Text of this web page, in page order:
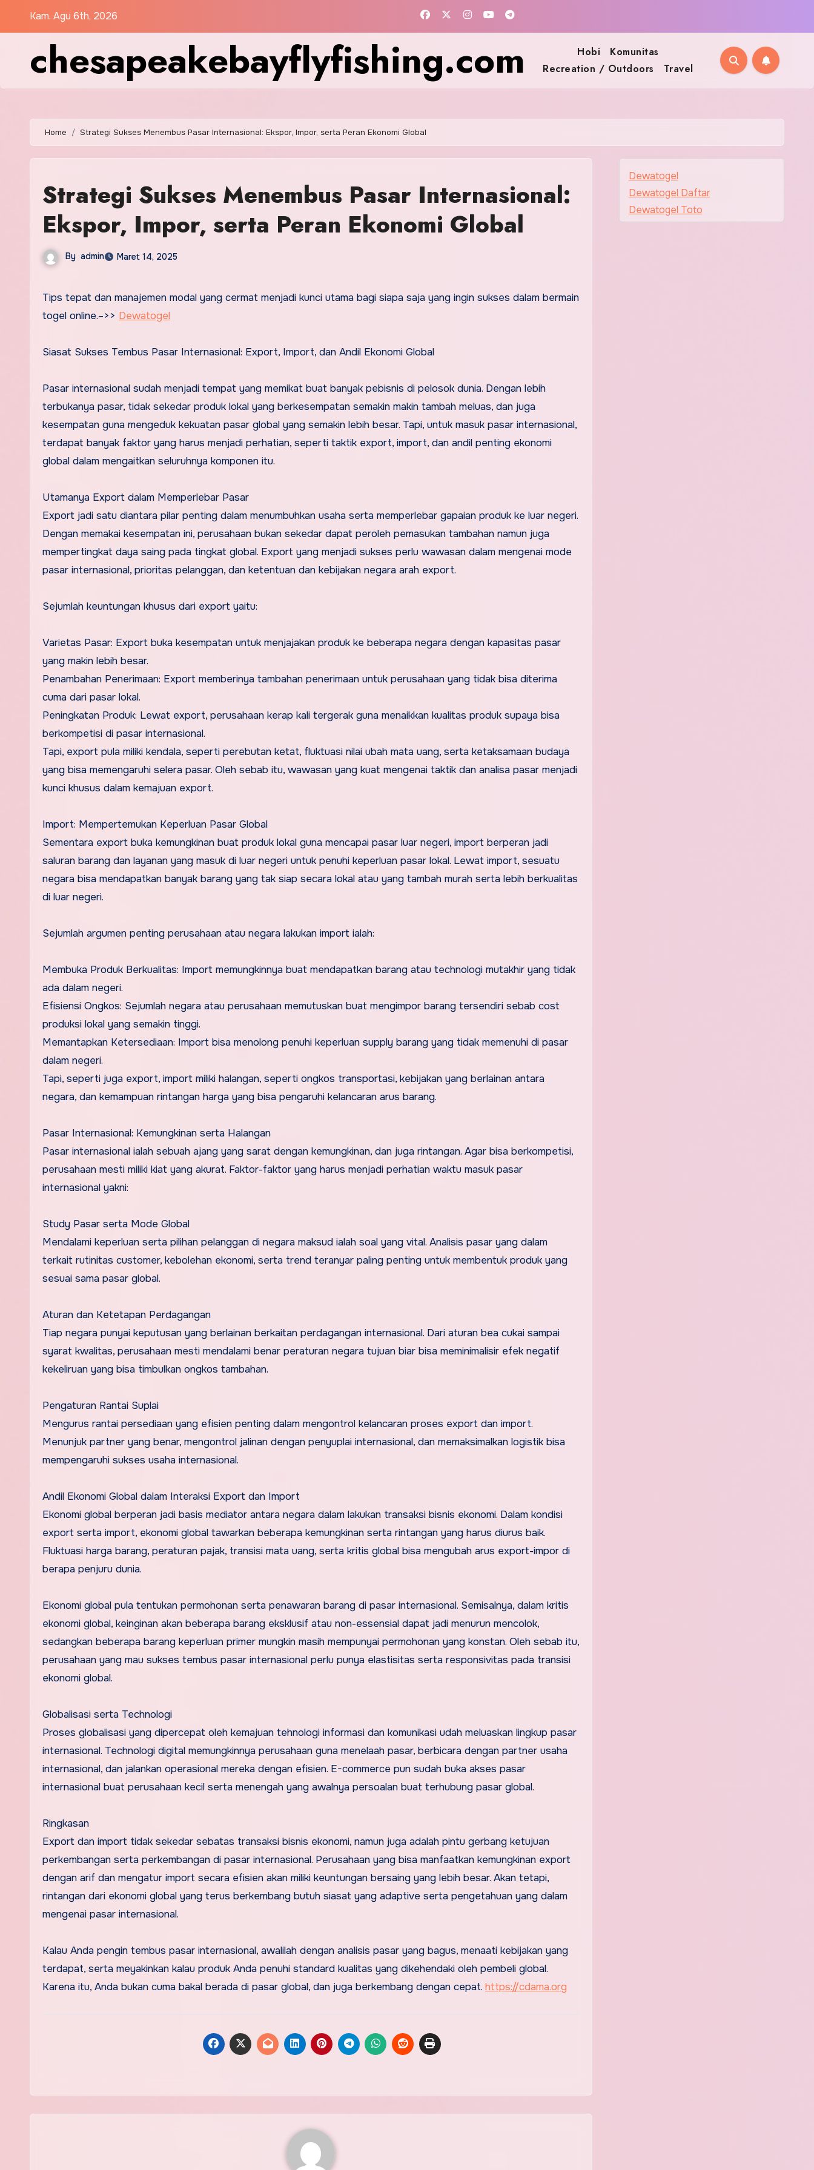
Kam. Agu 6th, 2026
chesapeakebayflyfishing.com Hobi
Komunitas
Recreation / Outdoors
Travel
Home Strategi Sukses Menembus Pasar Internasional: Ekspor, Impor, serta Peran Ekonomi Global
Strategi Sukses Menembus Pasar Internasional:
Ekspor, Impor, serta Peran Ekonomi Global
By admin Maret 14, 2025
Tips tepat dan manajemen modal yang cermat menjadi kunci utama bagi siapa saja yang ingin sukses dalam bermain
togel online.–>> Dewatogel
Siasat Sukses Tembus Pasar Internasional: Export, Import, dan Andil Ekonomi Global
Pasar internasional sudah menjadi tempat yang memikat buat banyak pebisnis di pelosok dunia. Dengan lebih
terbukanya pasar, tidak sekedar produk lokal yang berkesempatan semakin makin tambah meluas, dan juga
kesempatan guna mengeduk kekuatan pasar global yang semakin lebih besar. Tapi, untuk masuk pasar internasional,
terdapat banyak faktor yang harus menjadi perhatian, seperti taktik export, import, dan andil penting ekonomi
global dalam mengaitkan seluruhnya komponen itu.
Utamanya Export dalam Memperlebar Pasar
Export jadi satu diantara pilar penting dalam menumbuhkan usaha serta memperlebar gapaian produk ke luar negeri.
Dengan memakai kesempatan ini, perusahaan bukan sekedar dapat peroleh pemasukan tambahan namun juga
mempertingkat daya saing pada tingkat global. Export yang menjadi sukses perlu wawasan dalam mengenai mode
pasar internasional, prioritas pelanggan, dan ketentuan dan kebijakan negara arah export.
Sejumlah keuntungan khusus dari export yaitu:
Varietas Pasar: Export buka kesempatan untuk menjajakan produk ke beberapa negara dengan kapasitas pasar
yang makin lebih besar.
Penambahan Penerimaan: Export memberinya tambahan penerimaan untuk perusahaan yang tidak bisa diterima
cuma dari pasar lokal.
Peningkatan Produk: Lewat export, perusahaan kerap kali tergerak guna menaikkan kualitas produk supaya bisa
berkompetisi di pasar internasional.
Tapi, export pula miliki kendala, seperti perebutan ketat, fluktuasi nilai ubah mata uang, serta ketaksamaan budaya
yang bisa memengaruhi selera pasar. Oleh sebab itu, wawasan yang kuat mengenai taktik dan analisa pasar menjadi
kunci khusus dalam kemajuan export.
Import: Mempertemukan Keperluan Pasar Global
Sementara export buka kemungkinan buat produk lokal guna mencapai pasar luar negeri, import berperan jadi
saluran barang dan layanan yang masuk di luar negeri untuk penuhi keperluan pasar lokal. Lewat import, sesuatu
negara bisa mendapatkan banyak barang yang tak siap secara lokal atau yang tambah murah serta lebih berkualitas
di luar negeri.
Sejumlah argumen penting perusahaan atau negara lakukan import ialah:
Membuka Produk Berkualitas: Import memungkinnya buat mendapatkan barang atau technologi mutakhir yang tidak
ada dalam negeri.
Efisiensi Ongkos: Sejumlah negara atau perusahaan memutuskan buat mengimpor barang tersendiri sebab cost
produksi lokal yang semakin tinggi.
Memantapkan Ketersediaan: Import bisa menolong penuhi keperluan supply barang yang tidak memenuhi di pasar
dalam negeri.
Tapi, seperti juga export, import miliki halangan, seperti ongkos transportasi, kebijakan yang berlainan antara
negara, dan kemampuan rintangan harga yang bisa pengaruhi kelancaran arus barang.
Pasar Internasional: Kemungkinan serta Halangan
Pasar internasional ialah sebuah ajang yang sarat dengan kemungkinan, dan juga rintangan. Agar bisa berkompetisi,
perusahaan mesti miliki kiat yang akurat. Faktor-faktor yang harus menjadi perhatian waktu masuk pasar
internasional yakni:
Study Pasar serta Mode Global
Mendalami keperluan serta pilihan pelanggan di negara maksud ialah soal yang vital. Analisis pasar yang dalam
terkait rutinitas customer, kebolehan ekonomi, serta trend teranyar paling penting untuk membentuk produk yang
sesuai sama pasar global.
Aturan dan Ketetapan Perdagangan
Tiap negara punyai keputusan yang berlainan berkaitan perdagangan internasional. Dari aturan bea cukai sampai
syarat kwalitas, perusahaan mesti mendalami benar peraturan negara tujuan biar bisa meminimalisir efek negatif
kekeliruan yang bisa timbulkan ongkos tambahan.
Pengaturan Rantai Suplai
Mengurus rantai persediaan yang efisien penting dalam mengontrol kelancaran proses export dan import.
Menunjuk partner yang benar, mengontrol jalinan dengan penyuplai internasional, dan memaksimalkan logistik bisa
mempengaruhi sukses usaha internasional.
Andil Ekonomi Global dalam Interaksi Export dan Import
Ekonomi global berperan jadi basis mediator antara negara dalam lakukan transaksi bisnis ekonomi. Dalam kondisi
export serta import, ekonomi global tawarkan beberapa kemungkinan serta rintangan yang harus diurus baik.
Fluktuasi harga barang, peraturan pajak, transisi mata uang, serta kritis global bisa mengubah arus export-impor di
berapa penjuru dunia.
Ekonomi global pula tentukan permohonan serta penawaran barang di pasar internasional. Semisalnya, dalam kritis
ekonomi global, keinginan akan beberapa barang eksklusif atau non-essensial dapat jadi menurun mencolok,
sedangkan beberapa barang keperluan primer mungkin masih mempunyai permohonan yang konstan. Oleh sebab itu,
perusahaan yang mau sukses tembus pasar internasional perlu punya elastisitas serta responsivitas pada transisi
ekonomi global.
Globalisasi serta Technologi
Proses globalisasi yang dipercepat oleh kemajuan tehnologi informasi dan komunikasi udah meluaskan lingkup pasar
internasional. Technologi digital memungkinnya perusahaan guna menelaah pasar, berbicara dengan partner usaha
internasional, dan jalankan operasional mereka dengan efisien. E-commerce pun sudah buka akses pasar
internasional buat perusahaan kecil serta menengah yang awalnya persoalan buat terhubung pasar global.
Ringkasan
Export dan import tidak sekedar sebatas transaksi bisnis ekonomi, namun juga adalah pintu gerbang ketujuan
perkembangan serta perkembangan di pasar internasional. Perusahaan yang bisa manfaatkan kemungkinan export
dengan arif dan mengatur import secara efisien akan miliki keuntungan bersaing yang lebih besar. Akan tetapi,
rintangan dari ekonomi global yang terus berkembang butuh siasat yang adaptive serta pengetahuan yang dalam
mengenai pasar internasional.
Kalau Anda pengin tembus pasar internasional, awalilah dengan analisis pasar yang bagus, menaati kebijakan yang
terdapat, serta meyakinkan kalau produk Anda penuhi standard kualitas yang dikehendaki oleh pembeli global.
Karena itu, Anda bukan cuma bakal berada di pasar global, dan juga berkembang dengan cepat. https://cdama.org
Dewatogel
Dewatogel Daftar
Dewatogel Toto